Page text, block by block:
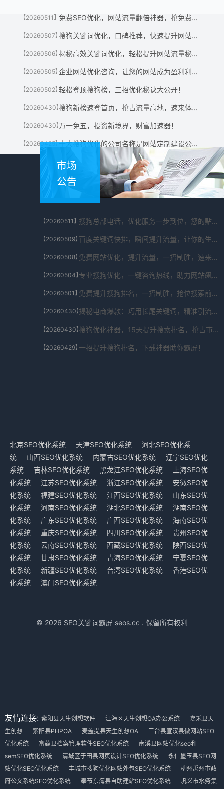
【20260511】 免费SEO优化，网站流量翻倍神器，抢免费名额！
【20260507】 搜狗关键词优化，口碑推荐，快速提升网站流量神器！
【20260506】 揭秘高效关键词优化，轻松提升网站流量秘诀！
【20260505】 企业网站优化咨询，让您的网站成为盈利利器！
【20260502】轻松登顶搜狗榜，三招优化秘诀大公开！
【20260430】 搜狗新榜速登首页，抢占流量高地，速来体验！
【20260430】万一免五，投资新境界，财富加速器！
【20260425】 十大搜狗优化的公司名称是网站定制建设公司有哪些?
市场
公告
【20260511】 搜狗总部电话，优化服务一步到位，您的贴心助手！
【20260509】 百度关键词快排，瞬间提升流量，让你的生意翻倍！
【20260508】 免费网站优化，提升流量，一招制胜，速来体验！
【20260504】 专业搜狗优化，一键咨询热线，助力网站飙升！
【20260501】 免费提升搜狗排名，一招制胜，抢位搜索前列！
【20260430】 揭秘电商爆款：巧用长尾关键词，精准引流秘籍！
【20260430】 搜狗优化神器，15天提升搜索排名，抢占市场先机！
【20260429】一招提升搜狗排名，下载神器助你霸屏！
北京SEO优化系统 天津SEO优化系统
河北SEO优化系
统
山西SEO优化系统 内蒙古SEO优化系统
辽宁SEO优化
系统
吉林SEO优化系统 黑龙江SEO优化系统
上海SEO优
化系统
江苏SEO优化系统 浙江SEO优化系统
安徽SEO优
化系统
福建SEO优化系统 江西SEO优化系统
山东SEO优
化系统
河南SEO优化系统 湖北SEO优化系统
湖南SEO优
化系统
广东SEO优化系统 广西SEO优化系统
海南SEO优
化系统
重庆SEO优化系统 四川SEO优化系统
贵州SEO优
化系统
云南SEO优化系统 西藏SEO优化系统
陕西SEO优
化系统
甘肃SEO优化系统 青海SEO优化系统
宁夏SEO优
化系统
新疆SEO优化系统 台湾SEO优化系统
香港SEO优
化系统
澳门SEO优化系统
© 2026 SEO关键词霸屏 seos.cc . 保留所有权利
友情连接: 紫阳县天生创想软件 江海区天生创想OA办公系统
嘉禾县天
生创想
紫阳县PHPOA 麦盖提县天生创想OA
三台县宣汉县做网站SEO
优化系统
富蕴县档案管理软件SEO优化系统
南溪县网站优化seo和
semSEO优化系统
清城区于田县网页设计SEO优化系统
永仁墨玉县SEO网
站优化SEO优化系统
丰城市搜狗优化网站外包SEO优化系统
柳州禹州市政
府公文系统SEO优化系统
奉节东海县自助建站SEO优化系统
巩义市水务集